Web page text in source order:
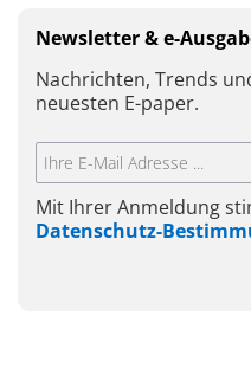
Newsletter & e-
Nachrichten, Trends
neuesten E-paper.
Mit Ihrer Anmeldung
Datenschutz-